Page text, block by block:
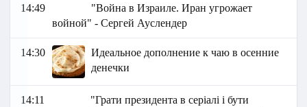
14:49
"Война в Израиле. Иран угрожает
войной" - Сергей Ауслендер
14:30
Идеальное дополнение к чаю в осенние
денечки
14:11
"Грати президента в серіалі і бути